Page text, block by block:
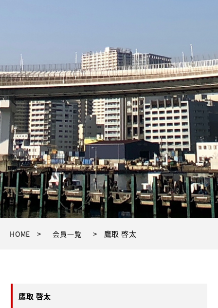
HOME > 会員一覧 > 鷹取 啓太
鷹取 啓太